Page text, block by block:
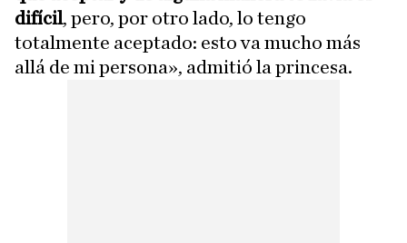
difícil, pero, por otro lado, lo tengo
totalmente aceptado: esto va mucho más
allá de mi persona», admitió la princesa.